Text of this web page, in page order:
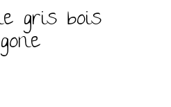
gris bois
était : 15.90 €.